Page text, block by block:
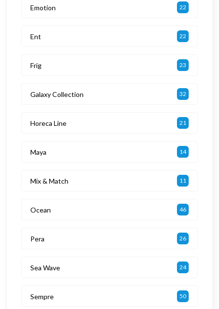
Emotion 22
Ent 22
Frig 23
Galaxy Collection 32
Horeca Line 21
Maya 14
Mix & Match 11
Ocean 46
Pera 26
Sea Wave 24
Sempre 50